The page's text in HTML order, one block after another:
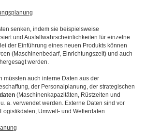
senken, indem sie beispielsweise
und Ausfallwahrscheinlichkeiten für einzelne
der Einführung eines neuen Produkts können
(Maschinenbedarf, Einrichtungszeit) und auch
werden.
müssten auch interne Daten aus der
der Personalplanung, der strategischen
(Maschinenkapazitäten, Rüstzeiten und
a. verwendet werden. Externe Daten sind vor
Umwelt- und Wetterdaten.